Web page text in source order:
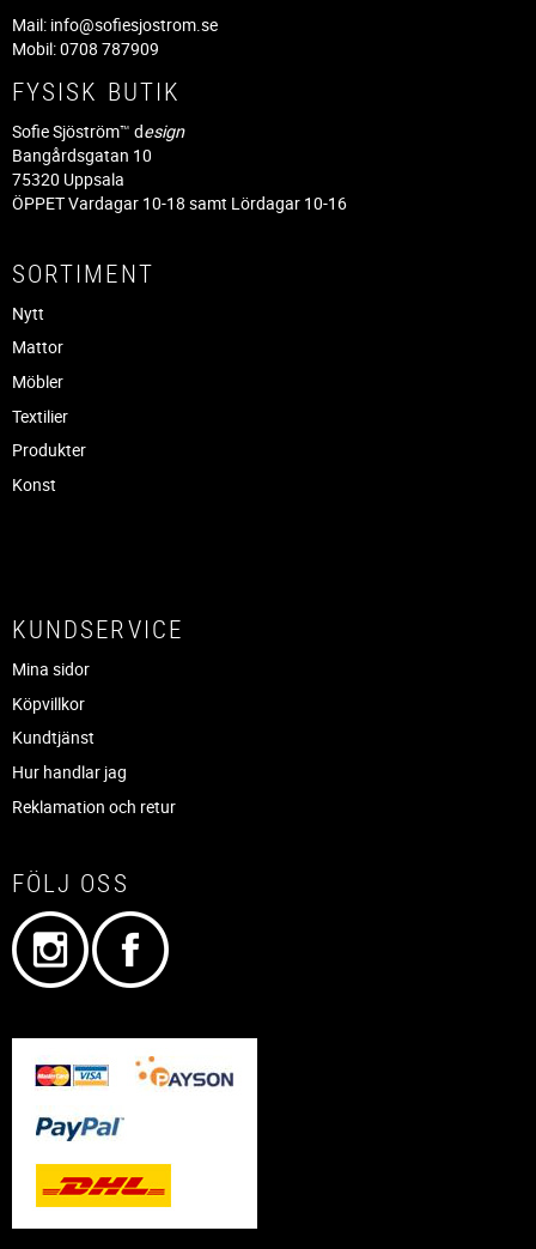
Mail: info@sofiesjostrom.se
Mobil: 0708 787909
FYSISK BUTIK
Sofie Sjöström™ design
Bangårdsgatan 10
75320 Uppsala
ÖPPET Vardagar 10-18 samt Lördagar 10-16
SORTIMENT
Nytt
Mattor
Möbler
Textilier
Produkter
Konst
KUNDSERVICE
Mina sidor
Köpvillkor
Kundtjänst
Hur handlar jag
Reklamation och retur
FÖLJ OSS